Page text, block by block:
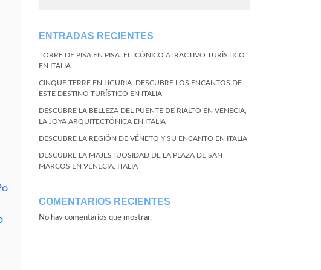
ENTRADAS RECIENTES
TORRE DE PISA EN PISA: EL ICÓNICO ATRACTIVO TURÍSTICO
EN ITALIA.
CINQUE TERRE EN LIGURIA: DESCUBRE LOS ENCANTOS DE
ESTE DESTINO TURÍSTICO EN ITALIA
DESCUBRE LA BELLEZA DEL PUENTE DE RIALTO EN VENECIA,
LA JOYA ARQUITECTÓNICA EN ITALIA
DESCUBRE LA REGIÓN DE VÉNETO Y SU ENCANTO EN ITALIA
DESCUBRE LA MAJESTUOSIDAD DE LA PLAZA DE SAN
MARCOS EN VENECIA, ITALIA
COMENTARIOS RECIENTES
No hay comentarios que mostrar.